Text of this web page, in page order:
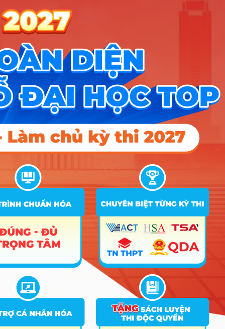
Danh sách các ngành tuyển sinh theo tổ
hợp D22
Nhóm Kinh tế - Tài chính 37 ngành |
Nhóm Kỹ thuật, Công nghiệp & Xây
dựng
17 ngành |Xem chi tiết
thông tin
15 ngành |Xem chi tiết
Nhóm KHXH&NV - Luật 4 ngành |Xem chi tiết
Nhóm Truyền thông - Marketing
Nhóm Nông lâm, Thủy sản, Môi
trường
2 ngành |Xem chi tiết
Nhóm Y dược & Chăm sóc Sức
khỏe
1 ngành |
Thiết kế đồ họa - Game - Đa
phương tiện
1 ngành |Xem chi tiết